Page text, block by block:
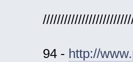
94 - http://